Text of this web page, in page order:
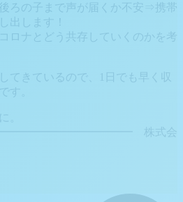
ろの子まで声が届くか不安⇒携帯
出します！
ロナとどう共存していくのかを考
てきているので、1日でも早く収
す。
。
株式会